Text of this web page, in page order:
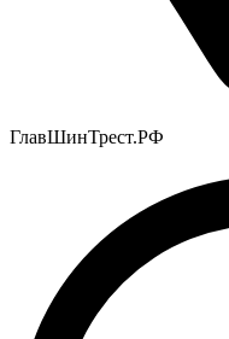
ГлавШинТрест.РФ